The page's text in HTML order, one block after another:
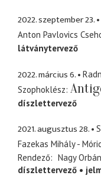
2022. szeptember 23.
Anton Pavlovics
látványtervező
2022. március 6.
Szophoklész
díszlettervező
2021. augusztus 28.
Fazekas Mihály -
Rendező
Nagy Orbán
díszlettervező